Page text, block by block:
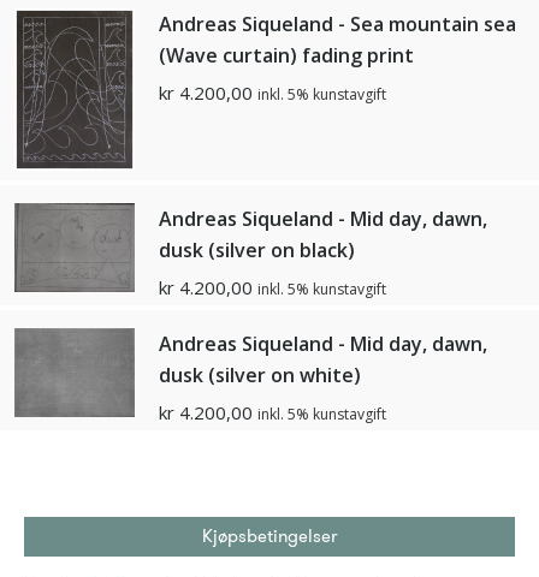
Andreas Siqueland - Sea mountain sea
(Wave curtain) fading print
kr 4.200,00 inkl. 5% kunstavgift
Andreas Siqueland - Mid day, dawn,
dusk (silver on black)
kr 4.200,00 inkl. 5% kunstavgift
Andreas Siqueland - Mid day, dawn,
dusk (silver on white)
kr 4.200,00 inkl. 5% kunstavgift
Kjøpsbetingelser